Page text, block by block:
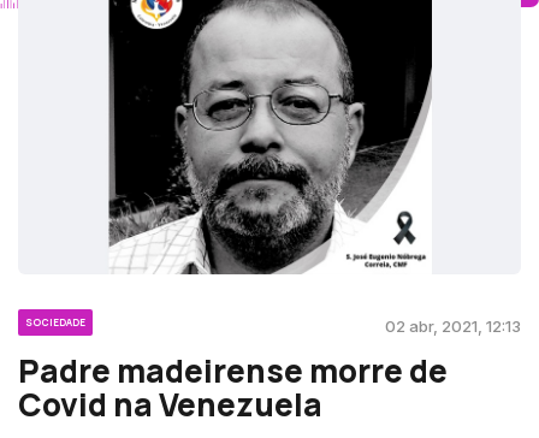
SOCIEDADE 02 abr, 2021, 12:13
Padre madeirense morre de
Covid na Venezuela